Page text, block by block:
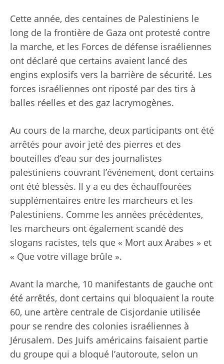
Cette année, des centaines de Palestiniens le
long de la frontière de Gaza ont protesté contre
la marche, et les Forces de défense israéliennes
ont déclaré que certains avaient lancé des
engins explosifs vers la barrière de sécurité. Les
forces israéliennes ont riposté par des tirs à
balles réelles et des gaz lacrymogènes.
Au cours de la marche, deux participants ont été
arrêtés pour avoir jeté des pierres et des
bouteilles d’eau sur des journalistes
palestiniens couvrant l’événement, dont certains
ont été blessés. Il y a eu des échauffourées
supplémentaires entre les marcheurs et les
Palestiniens. Comme les années précédentes,
les marcheurs ont également scandé des
slogans racistes, tels que « Mort aux Arabes » et
« Que votre village brûle ».
Avant la marche, 10 manifestants de gauche ont
été arrêtés, dont certains qui bloquaient la route
60, une artère centrale de Cisjordanie utilisée
pour se rendre des colonies israéliennes à
Jérusalem. Des Juifs américains faisaient partie
du groupe qui a bloqué l’autoroute, selon un